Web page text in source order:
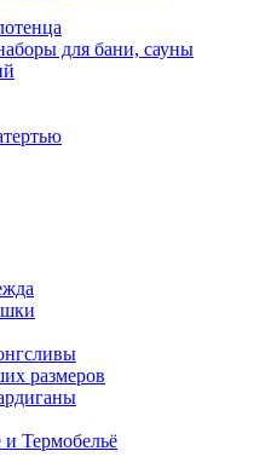
для бани, сауны
размеров
Термобельё